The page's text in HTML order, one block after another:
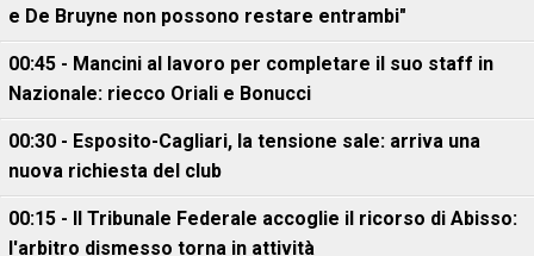
e De Bruyne non possono restare entrambi"
00:45 - Mancini al lavoro per completare il suo staff in
Nazionale: riecco Oriali e Bonucci
00:30 - Esposito-Cagliari, la tensione sale: arriva una
nuova richiesta del club
00:15 - Il Tribunale Federale accoglie il ricorso di Abisso:
l'arbitro dismesso torna in attività